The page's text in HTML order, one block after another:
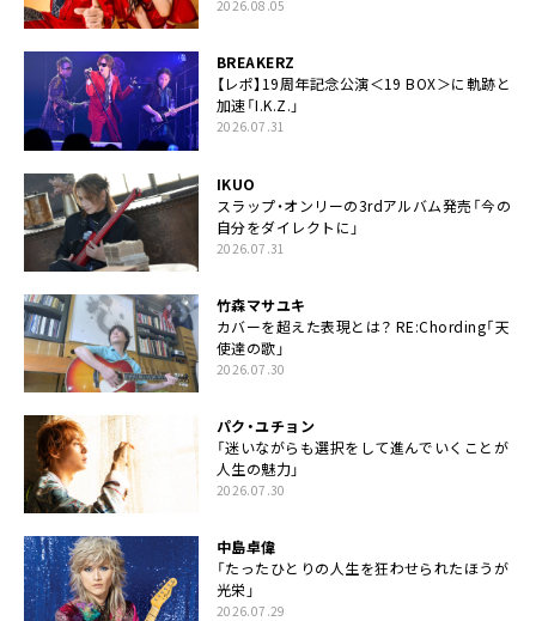
2026.08.05
BREAKERZ
【レポ】19周年記念公演＜19 BOX＞に軌跡と
加速「I.K.Z.」
2026.07.31
IKUO
スラップ・オンリーの3rdアルバム発売「今の
自分をダイレクトに」
2026.07.31
竹森マサユキ
カバーを超えた表現とは？ RE:Chording「天
使達の歌」
2026.07.30
パク・ユチョン
「迷いながらも選択をして進んでいくことが
人生の魅力」
2026.07.30
中島卓偉
「たったひとりの人生を狂わせられたほうが
光栄」
2026.07.29